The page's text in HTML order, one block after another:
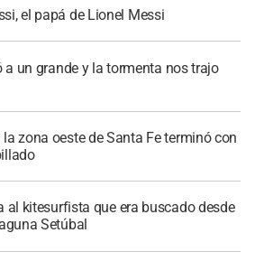
el papá de Lionel Messi
a un grande y la tormenta nos trajo
la zona oeste de Santa Fe terminó con
al kitesurfista que era buscado desde
Setúbal